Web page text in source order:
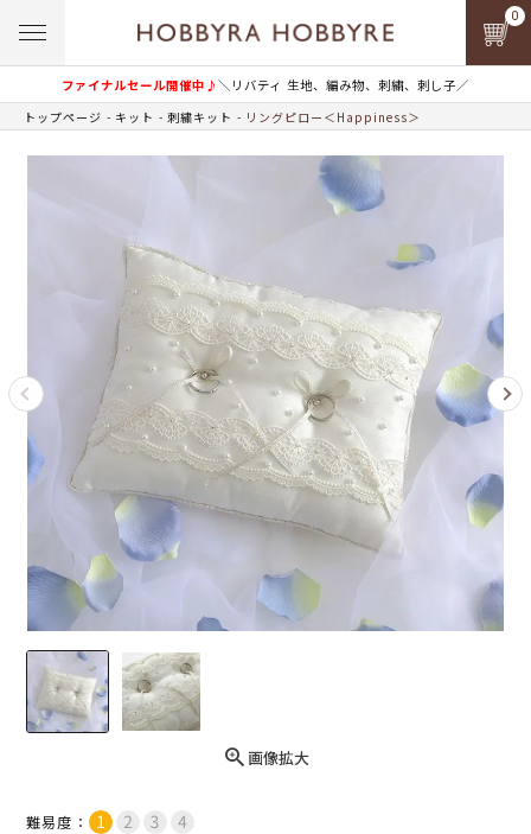
ファイナルセール開催中♪＼リバティ 生地、編み物、刺繍、刺し子／
0
トップページ キット 刺繍キット リングピロー＜Happiness＞
画像拡大
難易度：